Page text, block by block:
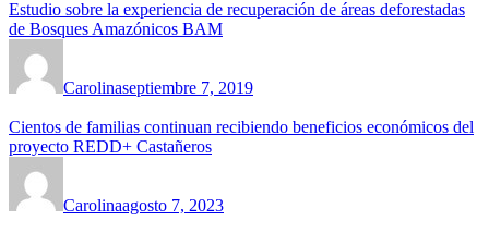
Estudio sobre la experiencia de recuperación de áreas deforestadas
de Bosques Amazónicos BAM
Carolinaseptiembre 7, 2019
Cientos de familias continuan recibiendo beneficios económicos del
proyecto REDD+ Castañeros
Carolinaagosto 7, 2023